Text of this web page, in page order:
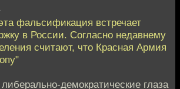
фальсификация встречает
в России. Согласно недавнему
считают, что Красная Армия
демократические глаза